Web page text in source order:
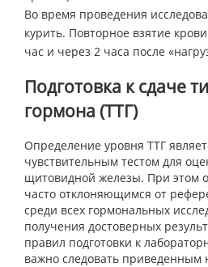
Во время проведения
курить. Повторное взятие
час и через 2 часа после
Подготовка к сдаче
гормона (ТТГ)
Определение уровня ТТГ
чувствительным тестом для
щитовидной железы. При этом
часто отклоняющимся от
среди всех гормональных
получения достоверных
правил подготовки к
важно следовать приведенным